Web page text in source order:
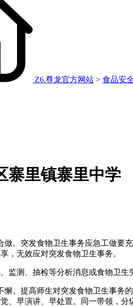
Z6.尊龙官方网站 > 食品安
寨里镇寨里中学
突发食物卫生事务应急工做要充
，无效应对突发食物卫生事务。
测、抽检等分析消息或食物卫生
提高师生对突发食物卫生事务的
、早演讲、早处置。同一带领，